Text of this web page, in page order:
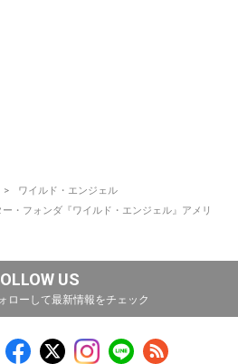
ワイルド・エンジェル
・フォンダ『ワイルド・エンジェル』アメリ
US
ローして最新情報をチェック